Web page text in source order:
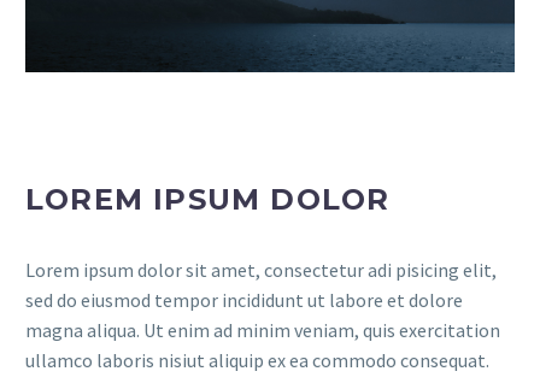
LOREM IPSUM DOLOR
Lorem ipsum dolor sit amet, consectetur adi pisicing elit,
sed do eiusmod tempor incididunt ut labore et dolore
magna aliqua. Ut enim ad minim veniam, quis exercitation
ullamco laboris nisiut aliquip ex ea commodo consequat.